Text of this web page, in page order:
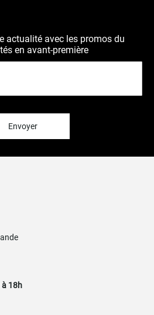
actualité avec les promos du
en avant-première
Envoyer
à 18h